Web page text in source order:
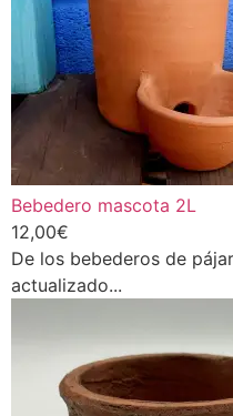
Bebedero mascota 2L
12,00€
De los bebederos de
actualizado...